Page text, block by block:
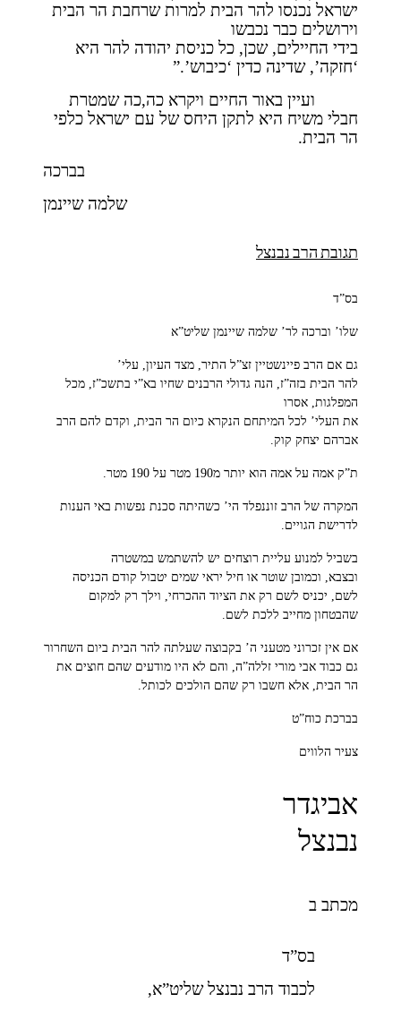
ישראל נכנסו להר הבית למרות שרחבת הר הבית
וירושלים כבר נכבשו
בידי החיילים, שכן, כל כניסת יהודה להר היא
‘חזקה’, שדינה כדין ‘כיבוש’.”
ועיין באור החיים ויקרא כה,כה שמטרת
חבלי משיח היא לתקן היחס של עם ישראל כלפי
הר הבית.
בברכה
שלמה שיינמן
תגובת הרב נבנצל
בס”ד
שלו’ וברכה לר’ שלמה שיינמן שליט”א
גם אם הרב פיינשטיין זצ”ל התיר, מצד העיון, עלי’
להר הבית בזה”ז, הנה גדולי הרבנים שחיו בא”י בתשכ”ז, מכל
המפלגות, אסרו
את העלי’ לכל המיתחם הנקרא כיום הר הבית, וקדם להם הרב
אברהם יצחק קוק.
ת”ק אמה על אמה הוא יותר מ190 מטר על 190 מטר.
המקרה של הרב זוננפלד הי’ כשהיתה סכנת נפשות באי הענות
לדרישת הגויים.
בשביל למנוע עליית רוצחים יש להשתמש במשטרה
ובצבא, וכמובן שוטר או חיל יראי שמים יטבול קודם הכניסה
לשם, יכניס לשם רק את הציוד ההכרחי, וילך רק למקום
שהבטחון מחייב ללכת לשם.
אם אין זכרוני מטעני ה’ בקבוצה שעלתה להר הבית ביום השחרור
גם כבוד אבי מורי זללה”ה, והם לא היו מודעים שהם חוצים את
הר הבית, אלא חשבו רק שהם הולכים לכותל.
בברכת כוח”ט
צעיר הלווים
אביגדר
נבנצל
מכתב ב
בס”ד
לכבוד הרב נבנצל שליט”א,